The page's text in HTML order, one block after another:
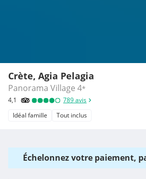
Crète, Agia Pelagia
Panorama Village 4*
4,1 789avis
Idéal famille
Tout inclus
Échelonnez votre paiement,